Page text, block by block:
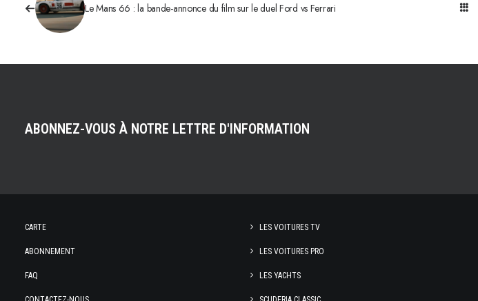
Le Mans 66 : la bande-annonce du film sur le duel Ford vs Ferrari
ABONNEZ-VOUS À NOTRE LETTRE D'INFORMATION
CARTE
ABONNEMENT
FAQ
LES VOITURES TV
LES VOITURES PRO
LES YACHTS